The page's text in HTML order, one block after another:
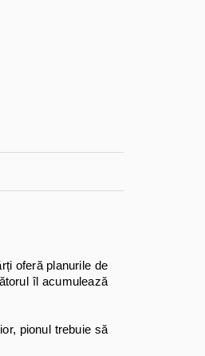
oferă planurile de
îl acumulează
pionul trebuie să